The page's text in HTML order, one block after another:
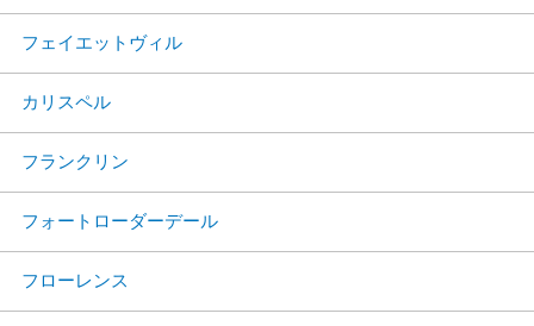
フェイエットヴィル
カリスペル
フランクリン
フォートローダーデール
フローレンス